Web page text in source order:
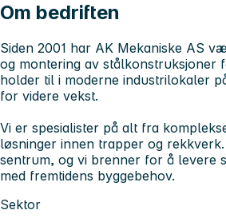
Om bedriften
Siden 2001 har AK Mekaniske AS
og montering av stålkonstruksjoner
holder til i moderne industrilokaler
for videre vekst.
Vi er spesialister på alt fra
løsninger innen trapper og
sentrum, og vi brenner for å levere
med fremtidens byggebehov.
Sektor